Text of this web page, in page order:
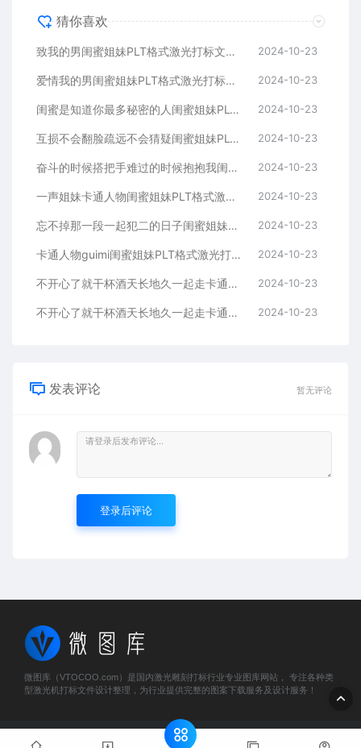
猜你喜欢
致我的男闺蜜姐妹PLT格式激光打标文件通用矢量图 2024-10-23
爱情我的男闺蜜姐妹PLT格式激光打标文件通用矢量图 2024-10-23
闺蜜是知道你最多秘密的人闺蜜姐妹PLT格式激光打标文件通用矢量图 2024-10-23
互损不会翻脸疏远不会猜疑闺蜜姐妹PLT格式激光打标文件通用矢量图 2024-10-23
奋斗的时候搭把手难过的时候抱抱我闺蜜姐妹 2024-10-23
一声姐妹卡通人物闺蜜姐妹PLT格式激光打标文件通用矢量图 2024-10-23
忘不掉那一段一起犯二的日子闺蜜姐妹PLT格式激光打标文件通用矢量图 2024-10-23
卡通人物guimi闺蜜姐妹PLT格式激光打标文件通用矢量图 2024-10-23
不开心了就干杯酒天长地久一起走卡通人物闺蜜姐妹 2024-10-23
不开心了就干杯酒天长地久一起走卡通人物闺蜜姐妹 2024-10-23
发表评论 暂无评论
登录后评论
微图库（VTOCOO.com）是国内激光雕刻打标行业专业图库网站， 专注各种类
型激光机打标文件设计整理，为行业提供完整的图案下载服务及设计服务！
© 2023 微图库 - vtocoo.com & Lancer . All rights reserved